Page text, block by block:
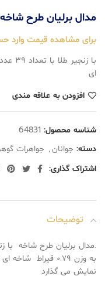
مدال برلیان طرح شاخه
برای مشاهده قیمت وارد
ای
افزودن به علاقه مندی
شناسه محصول: 64831
دسته: جوانان, جواهرات
اشتراک گذاری:
توضیحات
به وزن ۰.۷۹ قیراط
نمایش می گذارد